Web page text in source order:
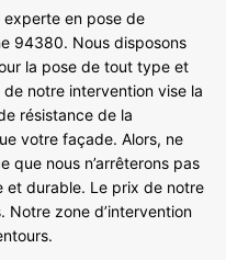
experte en pose de
94380. Nous disposons
la pose de tout type et
notre intervention vise la
résistance de la
votre façade. Alors, ne
nous n’arrêterons pas
et durable. Le prix de notre
Notre zone d’intervention